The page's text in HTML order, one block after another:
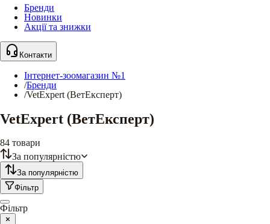
Бренди
Новинки
Акції та знижки
Контакти
Інтернет-зоомагазин №1
/Бренди
/VetExpert (ВетЕксперт)
VetExpert (ВетЕксперт)
84 товари
За популярністю
За популярністю
Фільтр
Фільтр